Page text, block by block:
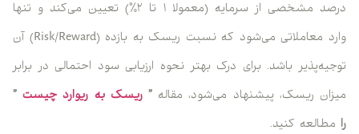
درصد مشخصی از سرمایه (معمولا ۱ تا ۲٪) تعیین می‌کند و تنها
وارد معاملاتی می‌شود که نسبت ریسک به بازده (Risk/Reward) آن
توجیه‌پذیر باشد. برای درک بهتر نحوه ارزیابی سود احتمالی در برابر
میزان ریسک، پیشنهاد می‌شود، مقاله ”ریسک به ریوارد چیست ”
را مطالعه کنید.